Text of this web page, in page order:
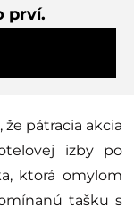
prví.
že pátracia akcia
izby po
ktorá omylom
tašku s